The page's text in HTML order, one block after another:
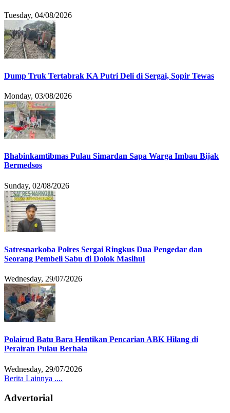
Tuesday, 04/08/2026
Dump Truk Tertabrak KA Putri Deli di Sergai, Sopir Tewas
Monday, 03/08/2026
Bhabinkamtibmas Pulau Simardan Sapa Warga Imbau Bijak
Bermedsos
Sunday, 02/08/2026
Satresnarkoba Polres Sergai Ringkus Dua Pengedar dan
Seorang Pembeli Sabu di Dolok Masihul
Wednesday, 29/07/2026
Polairud Batu Bara Hentikan Pencarian ABK Hilang di
Perairan Pulau Berhala
Wednesday, 29/07/2026
Berita Lainnya ....
Advertorial